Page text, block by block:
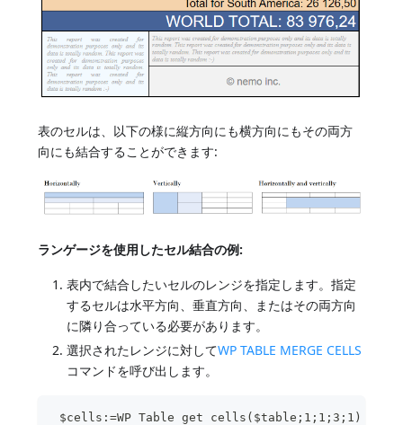
表のセルは、以下の様に縦方向にも横方向にもその両方
向にも結合することができます:
ランゲージを使用したセル結合の例:
表内で結合したいセルのレンジを指定します。指定
するセルは水平方向、垂直方向、またはその両方向
に隣り合っている必要があります。
選択されたレンジに対してWP TABLE MERGE CELLS
コマンドを呼び出します。
$cells:=WP Table get cells($table;1;1;3;1)